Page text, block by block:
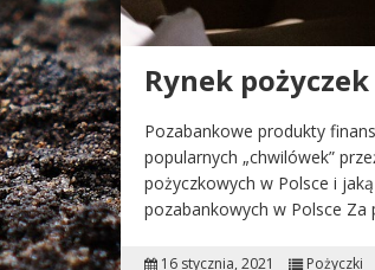
Rynek
Pozabankowe produkty
popularnych „chwilówek”
pożyczkowych w Polsce i
pozabankowych w Polsce
16 stycznia, 2021 Pożyczki